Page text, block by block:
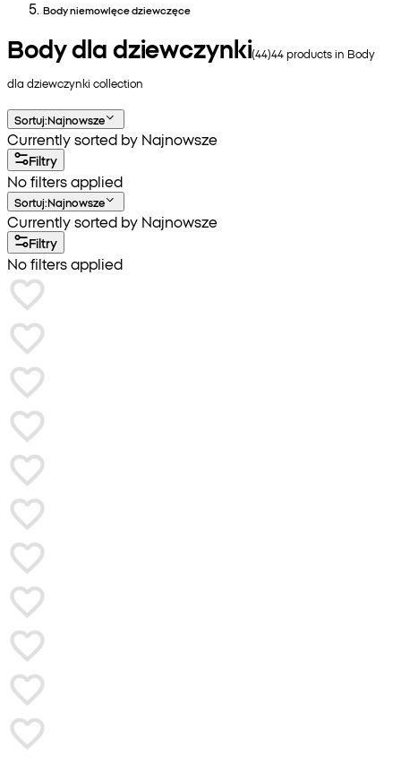
Body niemowlęce dziewczęce
Body dla dziewczynki(44)44products in Body
dla dziewczynki collection
Sortuj:Najnowsze
Currently sorted by Najnowsze
Filtry
No filters applied
Sortuj:Najnowsze
Currently sorted by Najnowsze
Filtry
No filters applied